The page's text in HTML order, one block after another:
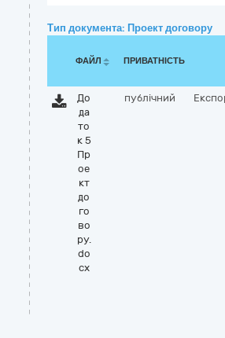
Тип документа: Проект договору
ФАЙЛ ПРИВАТНІСТЬ
До
да
то
к 5
Пр
ое
кт
до
го
во
ру.
do
cx
публічний